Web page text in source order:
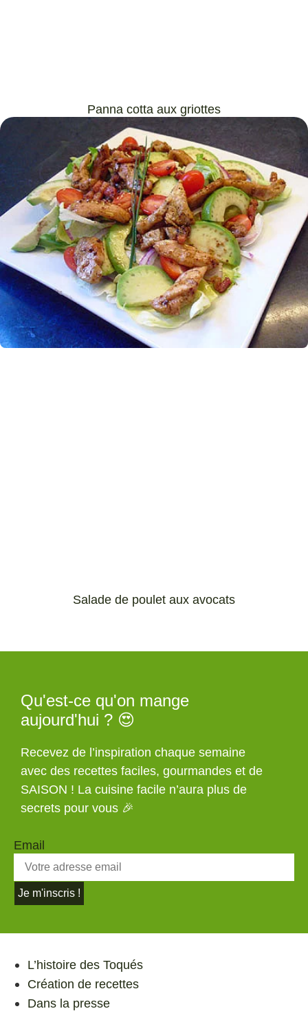
Panna cotta aux griottes
Salade de poulet aux avocats
Qu'est-ce qu'on mange
aujourd'hui ? 😍
Recevez de l’inspiration chaque semaine
avec des recettes faciles, gourmandes et de
SAISON ! La cuisine facile n’aura plus de
secrets pour vous 🎉
Email
Je m'inscris !
L’histoire des Toqués
Création de recettes
Dans la presse